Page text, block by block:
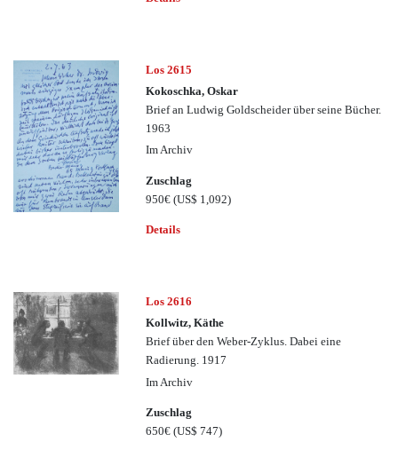
Los 2615
Kokoschka, Oskar
Brief an Ludwig Goldscheider über seine Bücher.
1963
Im Archiv
Zuschlag
950€(US$ 1,092)
Details
Los 2616
Kollwitz, Käthe
Brief über den Weber-Zyklus. Dabei eine
Radierung. 1917
Im Archiv
Zuschlag
650€(US$ 747)